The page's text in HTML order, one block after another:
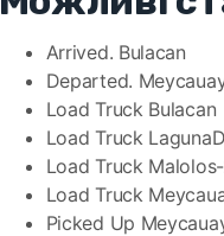
Arrived. Bulacan
Departed.
Load Truck Bulacan
Load Truck
Load Truck
Load Truck
Picked Up